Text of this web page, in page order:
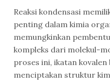
Reaksi kondensasi
penting dalam kimia
memungkinkan
kompleks dari molekul-
proses ini, ikatan
menciptakan struktur